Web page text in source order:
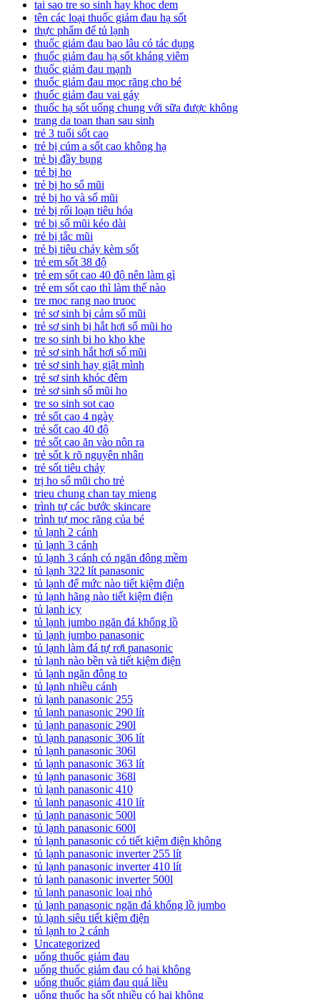
tai sao tre so sinh hay khoc dem
tên các loại thuốc giảm đau hạ sốt
thực phẩm để tủ lạnh
thuốc giảm đau bao lâu có tác dụng
thuốc giảm đau hạ sốt kháng viêm
thuốc giảm đau mạnh
thuốc giảm đau mọc răng cho bé
thuốc giảm đau vai gáy
thuốc hạ sốt uống chung với sữa được không
trang da toan than sau sinh
trẻ 3 tuổi sốt cao
trẻ bị cúm a sốt cao không hạ
trẻ bị đầy bụng
trẻ bị ho
trẻ bị ho sổ mũi
trẻ bị ho và sổ mũi
trẻ bị rối loạn tiêu hóa
trẻ bị sổ mũi kéo dài
trẻ bị tắc mũi
trẻ bị tiêu chảy kèm sốt
trẻ em sốt 38 độ
trẻ em sốt cao 40 độ nên làm gì
trẻ em sốt cao thì làm thế nào
tre moc rang nao truoc
trẻ sơ sinh bị cảm sổ mũi
trẻ sơ sinh bị hắt hơi sổ mũi ho
tre so sinh bi ho kho khe
trẻ sơ sinh hắt hơi sổ mũi
trẻ sơ sinh hay giật mình
trẻ sơ sinh khóc đêm
trẻ sơ sinh sổ mũi ho
tre so sinh sot cao
trẻ sốt cao 4 ngày
trẻ sốt cao 40 độ
trẻ sốt cao ăn vào nôn ra
trẻ sốt k rõ nguyên nhân
trẻ sốt tiêu chảy
trị ho sổ mũi cho trẻ
trieu chung chan tay mieng
trình tự các bước skincare
trình tự mọc răng của bé
tủ lạnh 2 cánh
tủ lạnh 3 cánh
tủ lạnh 3 cánh có ngăn đông mềm
tủ lạnh 322 lít panasonic
tủ lạnh để mức nào tiết kiệm điện
tủ lạnh hãng nào tiết kiệm điện
tủ lạnh icy
tủ lạnh jumbo ngăn đá khổng lồ
tủ lạnh jumbo panasonic
tủ lạnh làm đá tự rơi panasonic
tủ lạnh nào bền và tiết kiệm điện
tủ lạnh ngăn đông to
tủ lạnh nhiều cánh
tủ lạnh panasonic 255
tủ lạnh panasonic 290 lít
tủ lạnh panasonic 290l
tủ lạnh panasonic 306 lít
tủ lạnh panasonic 306l
tủ lạnh panasonic 363 lít
tủ lạnh panasonic 368l
tủ lạnh panasonic 410
tủ lạnh panasonic 410 lít
tủ lạnh panasonic 500l
tủ lạnh panasonic 600l
tủ lạnh panasonic có tiết kiệm điện không
tủ lạnh panasonic inverter 255 lít
tủ lạnh panasonic inverter 410 lít
tủ lạnh panasonic inverter 500l
tủ lạnh panasonic loại nhỏ
tủ lạnh panasonic ngăn đá khổng lồ jumbo
tủ lạnh siêu tiết kiệm điện
tủ lạnh to 2 cánh
Uncategorized
uống thuốc giảm đau
uống thuốc giảm đau có hại không
uống thuốc giảm đau quá liều
uống thuốc hạ sốt nhiều có hại không